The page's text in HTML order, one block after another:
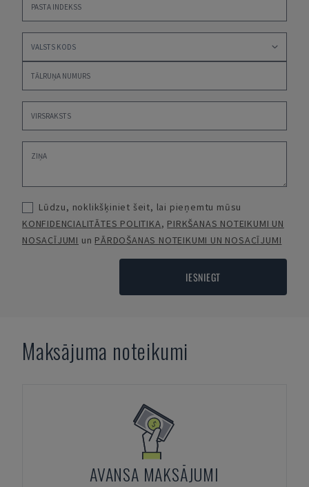
Lūdzu, noklikšķiniet šeit, lai pieņemtu mūsu
KONFIDENCIALITĀTES POLITIKA, PIRKŠANAS NOTEIKUMI UN
NOSACĪJUMI un PĀRDOŠANAS NOTEIKUMI UN NOSACĪJUMI
IESNIEGT
Maksājuma noteikumi
AVANSA MAKSĀJUMI